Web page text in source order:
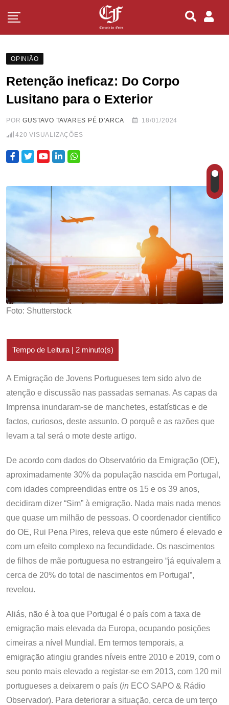
OPINIÃO
Retenção ineficaz: Do Corpo
Lusitano para o Exterior
PORGUSTAVO TAVARES PÉ D'ARCA
18/01/2024
420 VISUALIZAÇÕES
Foto: Shutterstock
A Emigração de Jovens Portugueses tem sido alvo de
atenção e discussão nas passadas semanas. As capas da
Imprensa inundaram-se de manchetes, estatísticas e de
factos, curiosos, deste assunto. O porquê e as razões que
levam a tal será o mote deste artigo.
De acordo com dados do Observatório da Emigração (OE),
aproximadamente 30% da população nascida em Portugal,
com idades compreendidas entre os 15 e os 39 anos,
decidiram dizer “Sim” à emigração. Nada mais nada menos
que quase um milhão de pessoas. O coordenador científico
do OE, Rui Pena Pires, releva que este número é elevado e
com um efeito complexo na fecundidade. Os nascimentos
de filhos de mãe portuguesa no estrangeiro “já equivalem a
cerca de 20% do total de nascimentos em Portugal”,
revelou.
Aliás, não é à toa que Portugal é o país com a taxa de
emigração mais elevada da Europa, ocupando posições
cimeiras a nível Mundial. Em termos temporais, a
emigração atingiu grandes níveis entre 2010 e 2019, com o
seu ponto mais elevado a registar-se em 2013, com 120 mil
portugueses a deixarem o país (in ECO SAPO & Rádio
Observador). Para deteriorar a situação, cerca de um terço